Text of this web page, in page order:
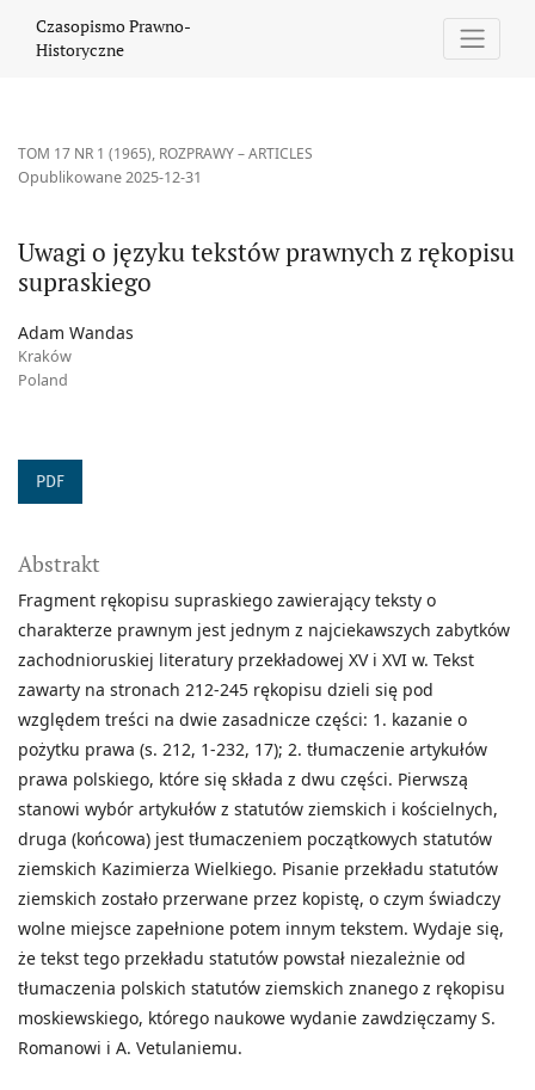
Czasopismo Prawno-
Historyczne
TOM 17 NR 1 (1965), ROZPRAWY – ARTICLES
Uwagi o języku tekstów prawnych z rękopisu
supraskiego
Opublikowane 2025-12-31
Adam Wandas
Kraków
Poland
PDF
Abstrakt
Fragment rękopisu supraskiego zawierający teksty o
charakterze prawnym jest jednym z najciekawszych zabytków
zachodnioruskiej literatury przekładowej XV i XVI w. Tekst
zawarty na stronach 212-245 rękopisu dzieli się pod
względem treści na dwie zasadnicze części: 1. kazanie o
pożytku prawa (s. 212, 1-232, 17); 2. tłumaczenie artykułów
prawa polskiego, które się składa z dwu części. Pierwszą
stanowi wybór artykułów z statutów ziemskich i kościelnych,
druga (końcowa) jest tłumaczeniem początkowych statutów
ziemskich Kazimierza Wielkiego. Pisanie przekładu statutów
ziemskich zostało przerwane przez kopistę, o czym świadczy
wolne miejsce zapełnione potem innym tekstem. Wydaje się,
że tekst tego przekładu statutów powstał niezależnie od
tłumaczenia polskich statutów ziemskich znanego z rękopisu
moskiewskiego, którego naukowe wydanie zawdzięczamy S.
Romanowi i A. Vetulaniemu.